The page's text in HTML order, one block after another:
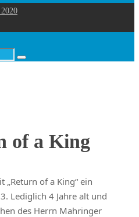
Suchen
of a King
of a King“ ein
Lediglich 4 Jahre alt und
des Herrn Mahringer